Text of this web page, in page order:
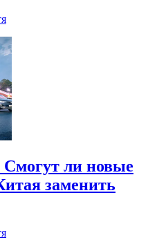
Смогут ли новые
заменить